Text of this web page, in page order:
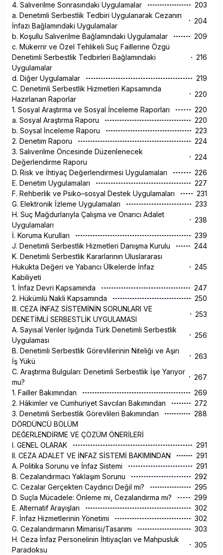
4. Salıverilme Sonrasındaki Uygulamalar
203
a. Denetimli Serbestlik Tedbiri Uygulanarak Cezanın
İnfazı Bağlamındaki Uygulamalar
204
b. Koşullu Salıverilme Bağlamındaki Uygulamalar
209
c. Mükerrir ve Özel Tehlikeli Suç Faillerine Özgü
Denetimli Serbestlik Tedbirleri Bağlamındaki
Uygulamalar
216
d. Diğer Uygulamalar
219
C. Denetimli Serbestlik Hizmetleri Kapsamında
Hazırlanan Raporlar
220
1. Sosyal Araştırma ve Sosyal İnceleme Raporları
220
a. Sosyal Araştırma Raporu
220
b. Soysal İnceleme Raporu
223
2. Denetim Raporu
224
3. Salıverilme Öncesinde Düzenlenecek
Değerlendirme Raporu
224
D. Risk ve İhtiyaç Değerlendirmesi Uygulamaları
226
E. Denetim Uygulamaları
227
F. Rehberlik ve Psiko–sosyal Destek Uygulamaları
231
G. Elektronik İzleme Uygulamaları
233
H. Suç Mağdurlarıyla Çalışma ve Onarıcı Adalet
Uygulamaları
238
İ. Koruma Kurulları
239
J. Denetimli Serbestlik Hizmetleri Danışma Kurulu
244
K. Denetimli Serbestlik Kararlarının Uluslararası
Hukukta Değeri ve Yabancı Ülkelerde İnfaz
Kabiliyeti
245
1. İnfaz Devri Kapsamında
247
2. Hükümlü Nakli Kapsamında
250
III. CEZA İNFAZ SİSTEMİNİN SORUNLARI VE
DENETİMLİ SERBESTLİK UYGULAMASI
253
A. Sayısal Veriler Işığında Türk Denetimli Serbestlik
Uygulaması
256
B. Denetimli Serbestlik Görevlilerinin Niteliği ve Aşırı
İş Yükü
263
C. Araştırma Bulguları: Denetimli Serbestlik İşe Yarıyor
mu?
267
1. Failler Bakımından
269
2. Hâkimler ve Cumhuriyet Savcıları Bakımından
272
3. Denetimli Serbestlik Görevlileri Bakımından
288
DÖRDÜNCÜ BÖLÜM
DEĞERLENDİRME VE ÇÖZÜM ÖNERİLERİ
I. GENEL OLARAK
291
II. CEZA ADALET VE İNFAZ SİSTEMİ BAKIMINDAN
291
A. Politika Sorunu ve İnfaz Sistemi
291
B. Cezalandırmacı Yaklaşım Sorunu
292
C. Cezalar Gerçekten Caydırıcı Değil mi?
295
D. Suçla Mücadele: Önleme mi, Cezalandırma mı?
299
E. Alternatif Arayışları
302
F. İnfaz Hizmetlerinin Yönetimi
302
G. Cezalandırmanın Mimarisi/Tasarımı
303
H. Ceza İnfaz Personelinin İhtiyaçları ve Mahpusluk
Paradoksu
305